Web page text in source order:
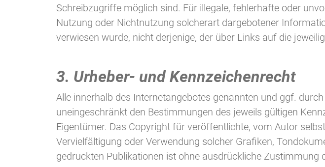
Schreibzugriffe möglich sind. Für illegale, fehlerhafte oder
Nutzung oder Nichtnutzung solcherart dargebotener
verwiesen wurde, nicht derjenige, der über Links auf die
3. Urheber- und Kennzeichenrecht
Alle innerhalb des Internetangebotes genannten und ggf.
uneingeschränkt den Bestimmungen des jeweils gültigen
Eigentümer. Das Copyright für veröffentlichte, vom Autor
Vervielfältigung oder Verwendung solcher Grafiken,
gedruckten Publikationen ist ohne ausdrückliche Zustimmung